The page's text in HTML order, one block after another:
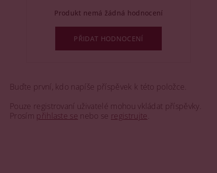
Buďte první, kdo napíše příspěvek k této položce.
Pouze registrovaní uživatelé mohou vkládat příspěvky.
Prosím přihlaste se nebo se registrujte
Produkt nemá žádná hodnocení
PŘIDAT HODNOCENÍ